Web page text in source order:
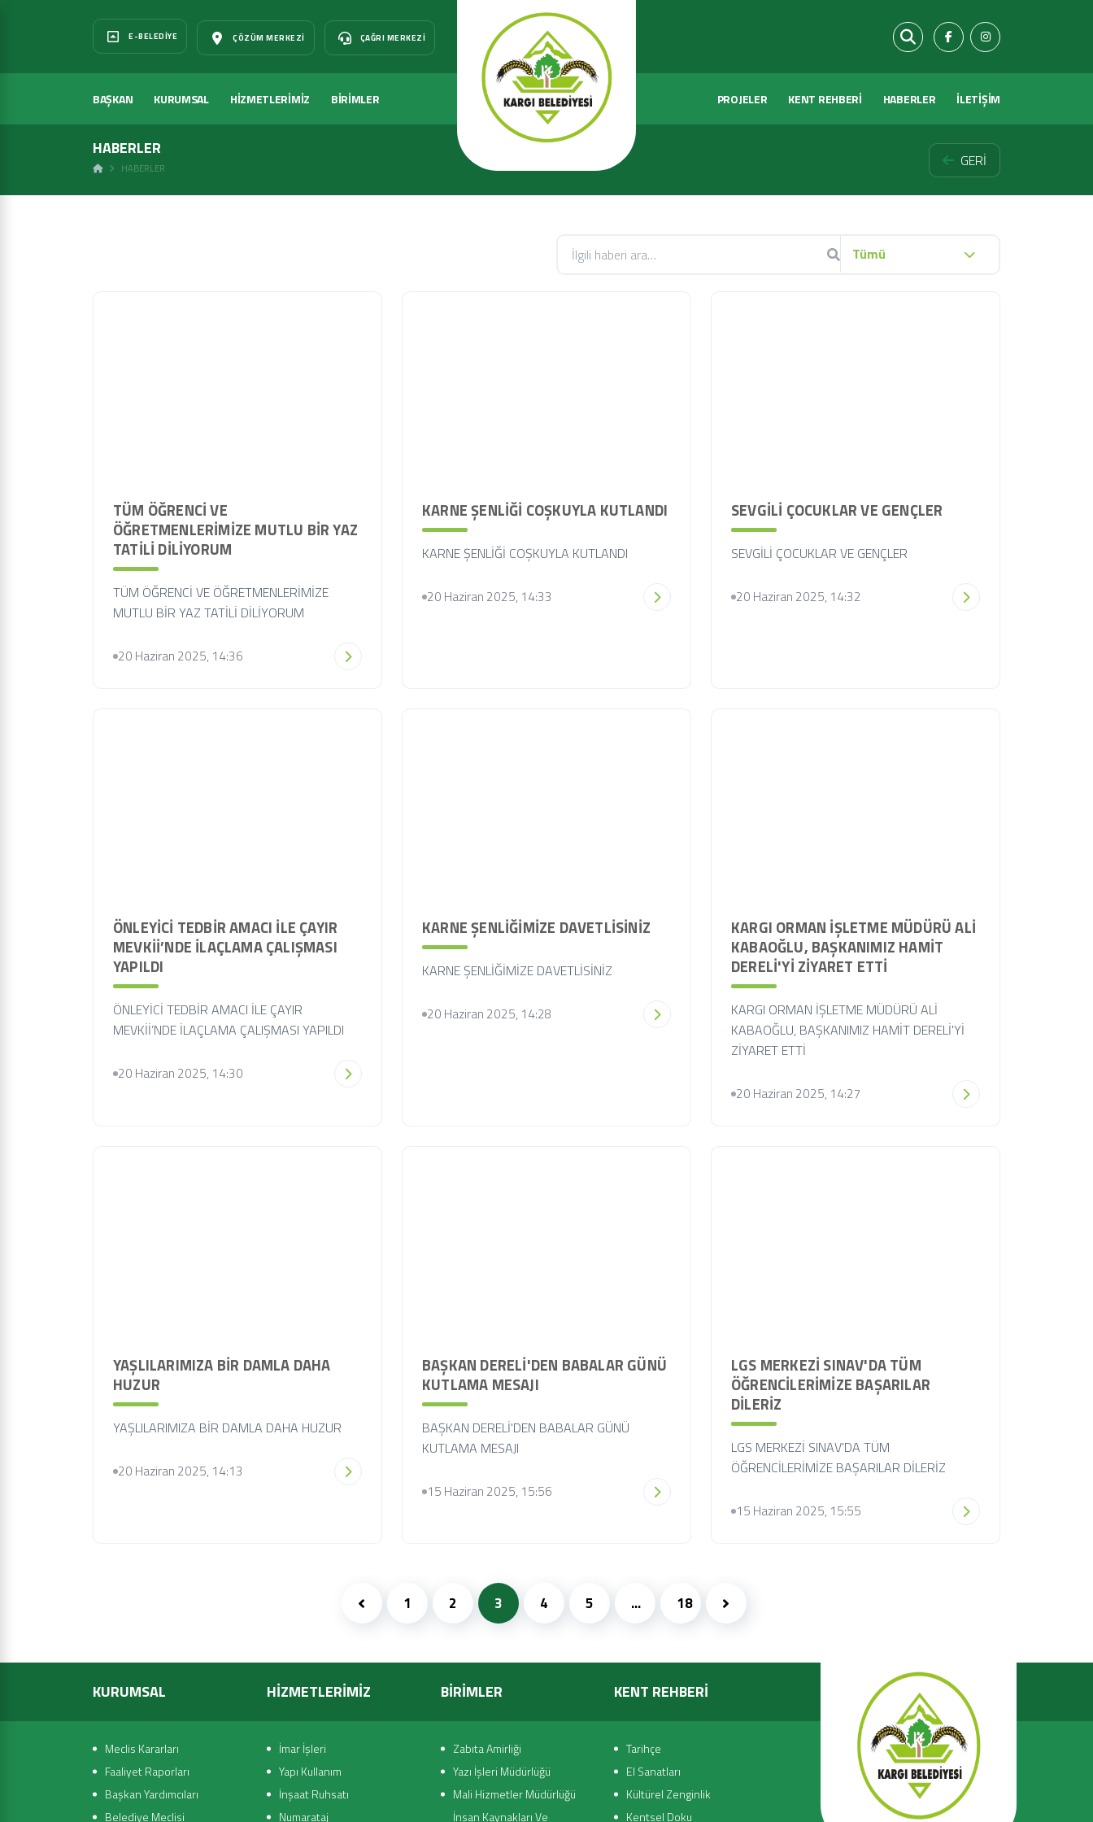
E-BELEDIYE ÇÖZÜM MERKEZI ÇAĞRI MERKEZI
BAŞKAN KURUMSAL HİZMETLERİMİZ BİRİMLER PROJELER KENT REHBERİ HABERLER İLETİŞİM
HABERLER
HABERLER GERİ
Tümü
TÜM ÖĞRENCİ VE
ÖĞRETMENLERİMİZE MUTLU BİR YAZ
TATİLİ DİLİYORUM
TÜM ÖĞRENCİ VE ÖĞRETMENLERİMİZE
MUTLU BİR YAZ TATİLİ DİLİYORUM
20 Haziran 2025, 14:36
KARNE ŞENLİĞİ COŞKUYLA KUTLANDI
KARNE ŞENLİĞİ COŞKUYLA KUTLANDI
20 Haziran 2025, 14:33
SEVGİLİ ÇOCUKLAR VE GENÇLER
SEVGİLİ ÇOCUKLAR VE GENÇLER
20 Haziran 2025, 14:32
ÖNLEYİCİ TEDBİR AMACI İLE ÇAYIR
MEVKİİ’NDE İLAÇLAMA ÇALIŞMASI
YAPILDI
ÖNLEYİCİ TEDBİR AMACI İLE ÇAYIR
MEVKİİ’NDE İLAÇLAMA ÇALIŞMASI YAPILDI
20 Haziran 2025, 14:30
KARNE ŞENLİĞİMİZE DAVETLİSİNİZ
KARNE ŞENLİĞİMİZE DAVETLİSİNİZ
20 Haziran 2025, 14:28
KARGI ORMAN İŞLETME MÜDÜRÜ ALİ
KABAOĞLU, BAŞKANIMIZ HAMİT
DERELİ'Yİ ZİYARET ETTİ
KARGI ORMAN İŞLETME MÜDÜRÜ ALİ
KABAOĞLU, BAŞKANIMIZ HAMİT DERELİ'Yİ
ZİYARET ETTİ
20 Haziran 2025, 14:27
YAŞLILARIMIZA BİR DAMLA DAHA
HUZUR
YAŞLILARIMIZA BİR DAMLA DAHA HUZUR
20 Haziran 2025, 14:13
BAŞKAN DERELİ'DEN BABALAR GÜNÜ
KUTLAMA MESAJI
BAŞKAN DERELİ'DEN BABALAR GÜNÜ
KUTLAMA MESAJI
15 Haziran 2025, 15:56
LGS MERKEZİ SINAV'DA TÜM
ÖĞRENCİLERİMİZE BAŞARILAR
DİLERİZ
LGS MERKEZİ SINAV'DA TÜM
ÖĞRENCİLERİMİZE BAŞARILAR DİLERİZ
15 Haziran 2025, 15:55
1 2 3 4 5 ... 18
KURUMSAL
Meclis Kararları
Faaliyet Raporları
Başkan Yardımcıları
Belediye Meclisi
HİZMETLERİMİZ
İmar İşleri
Yapı Kullanım
İnşaat Ruhsatı
Numarataj
BİRİMLER
Zabıta Amirliği
Yazı İşleri Müdürlüğü
Mali Hizmetler Müdürlüğü
İnsan Kaynakları Ve
KENT REHBERİ
Tarihçe
El Sanatları
Kültürel Zenginlik
Kentsel Doku